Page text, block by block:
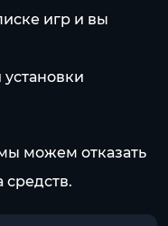
игр и вы
можем отказать
средств.